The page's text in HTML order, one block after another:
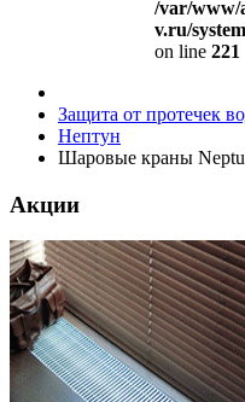
/var/www/
v.ru/
on line 221
Защита от протечек
Нептун
Шаровые краны
Акции